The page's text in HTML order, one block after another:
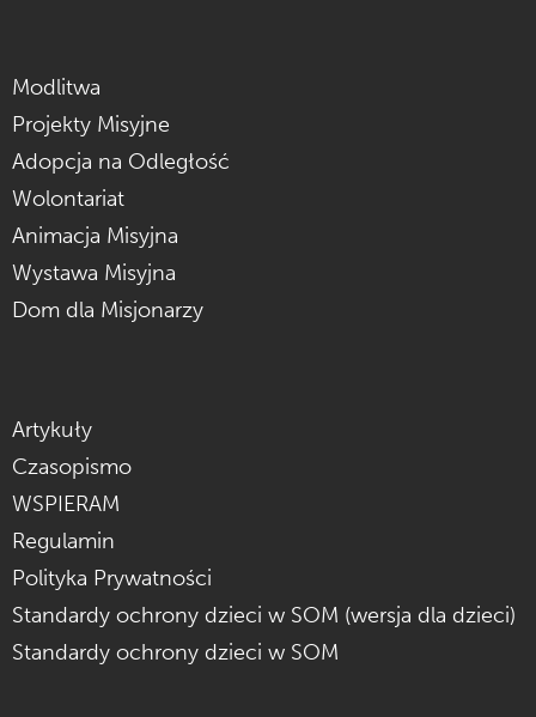
Modlitwa
Projekty Misyjne
Adopcja na Odległość
Wolontariat
Animacja Misyjna
Wystawa Misyjna
Dom dla Misjonarzy
Artykuły
Czasopismo
WSPIERAM
Regulamin
Polityka Prywatności
Standardy ochrony dzieci w SOM (wersja dla dzieci)
Standardy ochrony dzieci w SOM